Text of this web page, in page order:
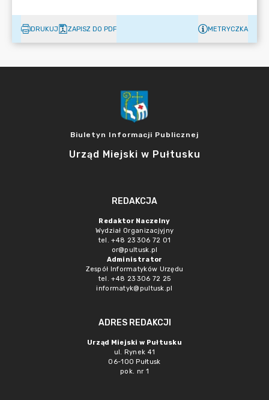
DRUKUJ ZAPISZ DO PDF METRYCZKA
Biuletyn Informacji Publicznej
Urząd Miejski w Pułtusku
REDAKCJA
Redaktor Naczelny
Wydział Organizacjyjny
tel. +48 23 306 72 01
or@pultusk.pl
Administrator
Zespół Informatyków Urzędu
tel. +48 23 306 72 25
informatyk@pultusk.pl
ADRES REDAKCJI
Urząd Miejski w Pułtusku
ul. Rynek 41
06-100 Pułtusk
pok. nr 1